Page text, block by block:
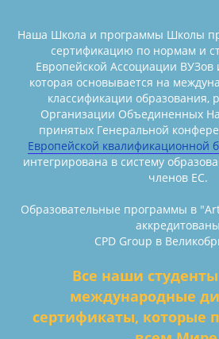
Наша Школа и программы Школы
сертификацию по нормам и
Европейской Ассоциации ВУЗов
которая основывается на
классификации образования,
Организации Объединенных
принятых Генеральной
Европейской квалификационной
интегрирована в систему
членов ЕС.
Образовательные программы в
аккредитованы
CPD Group в
Все наши
международные
сертификаты, которые